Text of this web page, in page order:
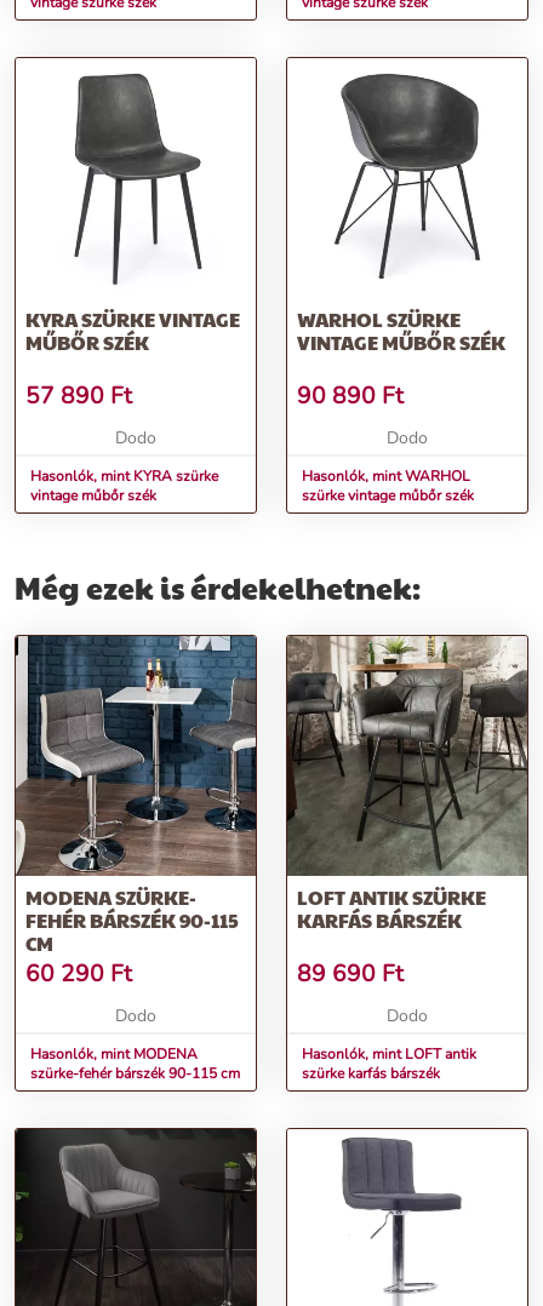
KYRA SZÜRKE VINTAGE
MŰBŐR SZÉK
57 890 Ft
Dodo
Hasonlók, mint KYRA szürke
vintage műbőr szék
WARHOL SZÜRKE
VINTAGE MŰBŐR SZÉK
90 890 Ft
Dodo
Hasonlók, mint WARHOL
szürke vintage műbőr szék
Még ezek is érdekelhetnek:
MODENA SZÜRKE-
FEHÉR BÁRSZÉK 90-115
CM
60 290 Ft
Dodo
Hasonlók, mint MODENA
szürke-fehér bárszék 90-115 cm
LOFT ANTIK SZÜRKE
KARFÁS BÁRSZÉK
89 690 Ft
Dodo
Hasonlók, mint LOFT antik
szürke karfás bárszék